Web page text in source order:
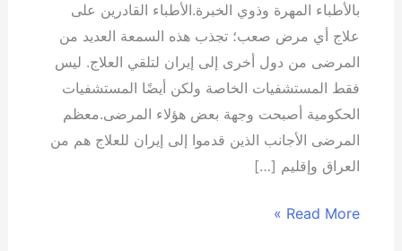
بالأطباء المهرة وذوي الخبرة.الأطباء القادرين على
علاج أي مرض صعب؛ تجذب هذه السمعة العديد من
المرضى من دول أخرى إلى إيران لتلقي العلاج. ليس
فقط المستشفيات الخاصة ولكن أيضًا المستشفيات
الحكومية أصبحت وجهة بعض هؤلاء المرضى.معظم
المرضى الأجانب الذين قدموا إلى إيران للعلاج هم من
العراق وإقليم […]
Read More »